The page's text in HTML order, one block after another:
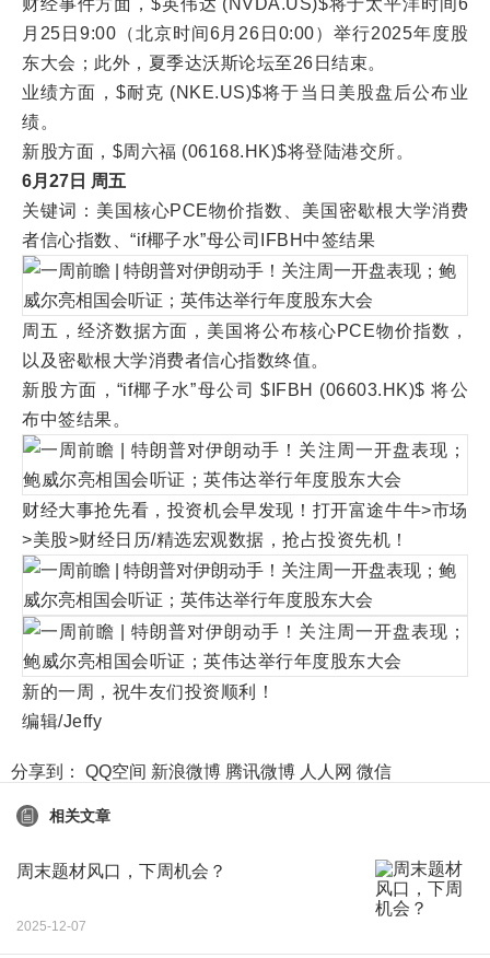
财经事件方面，$英伟达 (NVDA.US)$将于太平洋时间6
月25日9:00（北京时间6月26日0:00）举行2025年度股
东大会；此外，夏季达沃斯论坛至26日结束。
业绩方面，$耐克 (NKE.US)$将于当日美股盘后公布业
绩。
新股方面，$周六福 (06168.HK)$将登陆港交所。
6月27日 周五
关键词：美国核心PCE物价指数、美国密歇根大学消费
者信心指数、“if椰子水”母公司IFBH中签结果
周五，经济数据方面，美国将公布核心PCE物价指数，
以及密歇根大学消费者信心指数终值。
新股方面，“if椰子水”母公司 $IFBH (06603.HK)$ 将公
布中签结果。
财经大事抢先看，投资机会早发现！打开富途牛牛>市场
>美股>财经日历/精选宏观数据，抢占投资先机！
新的一周，祝牛友们投资顺利！
编辑/Jeffy
分享到： QQ空间 新浪微博 腾讯微博 人人网 微信
相关文章
周末题材风口，下周机会？
2025-12-07